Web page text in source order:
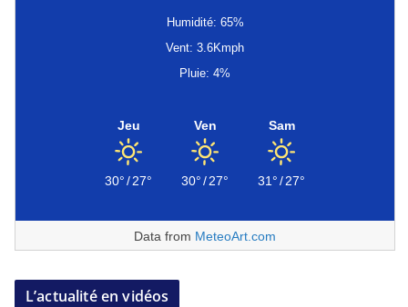
Humidité: 65%
Vent: 3.6Kmph
Pluie: 4%
Jeu
30°/27°
Ven
30°/27°
Sam
31°/27°
Data from MeteoArt.com
L’actualité en vidéos